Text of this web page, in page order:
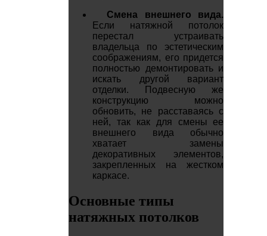
Смена внешнего вида.
Если натяжной потолок
перестал устраивать
владельца по эстетическим
соображениям, его придется
полностью демонтировать и
искать другой вариант
отделки. Подвесную же
конструкцию можно
обновить, не расставаясь с
ней, так как для смены ее
внешнего вида обычно
хватает замены
декоративных элементов,
закрепленных на жестком
каркасе.
Основные типы
натяжных потолков